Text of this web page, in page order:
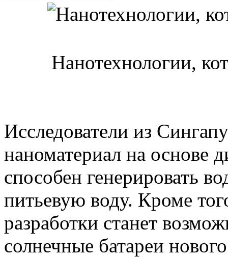
Нанотехнологии,
Исследователи из
наноматериал на основе
способен генерировать
питьевую воду. Кроме
разработки станет
солнечные батареи